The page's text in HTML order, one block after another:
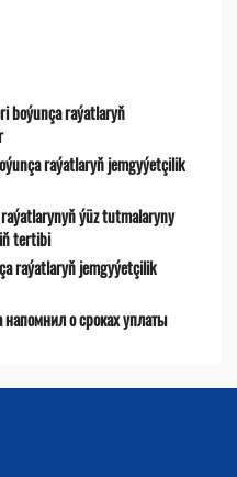
boýunça raýatlaryň
raýatlaryň jemgyýetçilik
ýüz tutmalaryny
tertibi
raýatlaryň jemgyýetçilik
о сроках уплаты